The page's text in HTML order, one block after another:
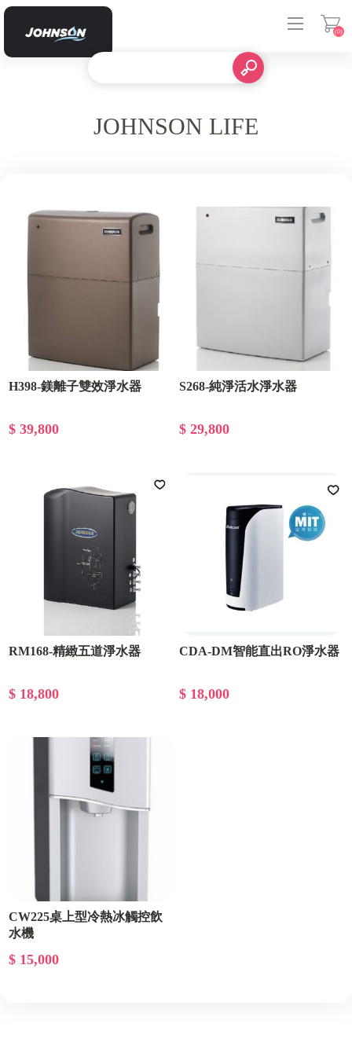
(0)
JOHNSON LIFE
H398-鎂離子雙效淨水器
$ 39,800
S268-純淨活水淨水器
$ 29,800
RM168-精緻五道淨水器
$ 18,800
CDA-DM智能直出RO淨水器
$ 18,000
CW225桌上型冷熱冰觸控飲
水機
$ 15,000